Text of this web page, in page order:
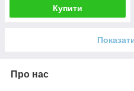
Купити
Про нас